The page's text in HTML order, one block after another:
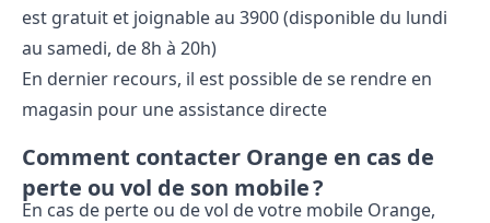
est gratuit et joignable au 3900 (disponible du lundi
au samedi, de 8h à 20h)
En dernier recours, il est possible de se rendre en
magasin pour une assistance directe
Comment contacter Orange en cas de
perte ou vol de son mobile ?
En cas de perte ou de vol de votre mobile Orange,